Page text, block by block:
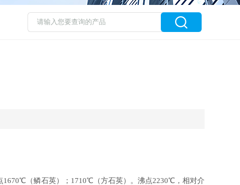
1670℃ （鳞石英）； 1710℃ （方石英）。沸点2230℃ ，相对介